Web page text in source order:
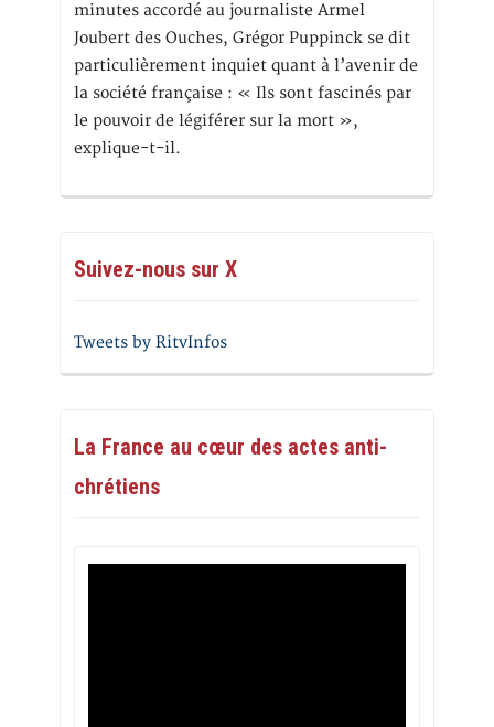
minutes accordé au journaliste Armel
Joubert des Ouches, Grégor Puppinck se dit
particulièrement inquiet quant à l’avenir de
la société française : « Ils sont fascinés par
le pouvoir de légiférer sur la mort »,
explique-t-il.
Suivez-nous sur X
Tweets by RitvInfos
La France au cœur des actes anti-
chrétiens